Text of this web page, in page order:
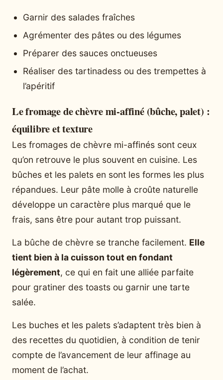
Garnir des salades fraîches
Agrémenter des pâtes ou des légumes
Préparer des sauces onctueuses
Réaliser des tartinadess ou des trempettes à
l’apéritif
Le fromage de chèvre mi-affiné (bûche, palet) :
équilibre et texture
Les fromages de chèvre mi-affinés sont ceux
qu’on retrouve le plus souvent en cuisine. Les
bûches et les palets en sont les formes les plus
répandues. Leur pâte molle à croûte naturelle
développe un caractère plus marqué que le
frais, sans être pour autant trop puissant.
La bûche de chèvre se tranche facilement. Elle
tient bien à la cuisson tout en fondant
légèrement, ce qui en fait une alliée parfaite
pour gratiner des toasts ou garnir une tarte
salée.
Les buches et les palets s’adaptent très bien à
des recettes du quotidien, à condition de tenir
compte de l’avancement de leur affinage au
moment de l’achat.